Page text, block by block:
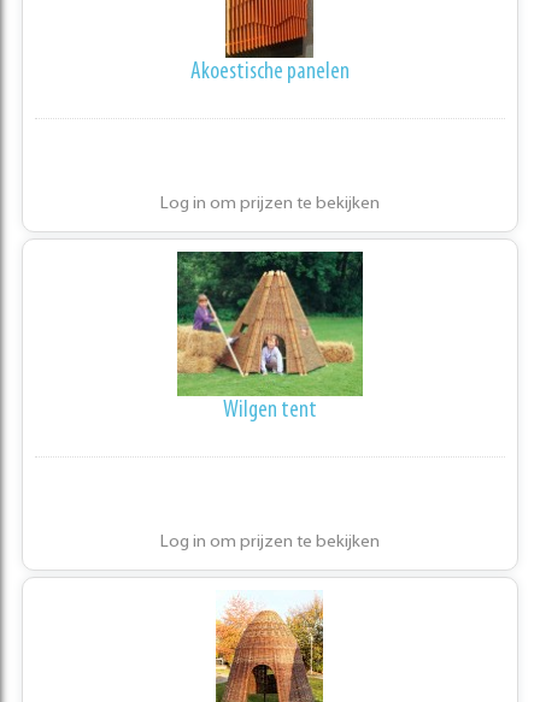
Akoestische panelen
Log in om prijzen te bekijken
Wilgen tent
Log in om prijzen te bekijken